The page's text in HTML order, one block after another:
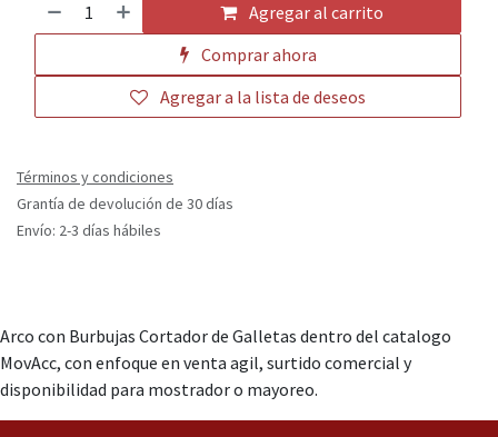
Agregar al carrito
Comprar ahora
Agregar a la lista de deseos
Términos y condiciones
Grantía de devolución de 30 días
Envío: 2-3 días hábiles
Arco con Burbujas Cortador de Galletas dentro del catalogo
MovAcc, con enfoque en venta agil, surtido comercial y
disponibilidad para mostrador o mayoreo.